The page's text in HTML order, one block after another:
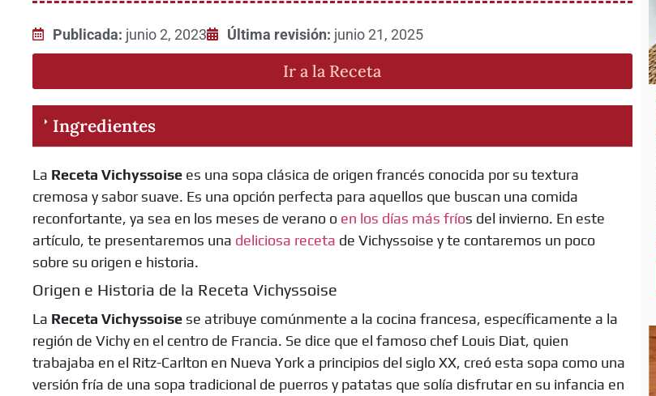
Publicada: junio 2, 2023 Última revisión: junio 21, 2025
Ir a la Receta
Ingredientes
La Receta Vichyssoise es una sopa clásica de origen francés conocida por su textura
cremosa y sabor suave. Es una opción perfecta para aquellos que buscan una comida
reconfortante, ya sea en los meses de verano o en los días más fríos del invierno. En este
artículo, te presentaremos una deliciosa receta de Vichyssoise y te contaremos un poco
sobre su origen e historia.
Origen e Historia de la Receta Vichyssoise
La Receta Vichyssoise se atribuye comúnmente a la cocina francesa, específicamente a la
región de Vichy en el centro de Francia. Se dice que el famoso chef Louis Diat, quien
trabajaba en el Ritz-Carlton en Nueva York a principios del siglo XX, creó esta sopa como una
versión fría de una sopa tradicional de puerros y patatas que solía disfrutar en su infancia en